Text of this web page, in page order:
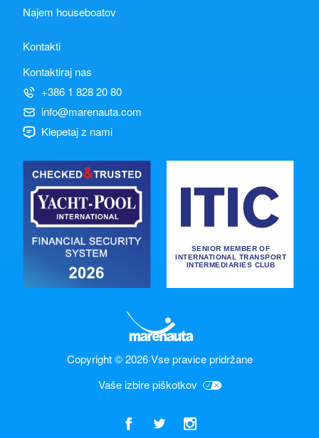
Najem houseboatov
Kontakti
Kontaktiraj nas
+386 1 828 20 80
info@marenauta.com
Klepetaj z nami
Copyright © 2026·Vse pravice pridržane
Vaše izbire piškotkov